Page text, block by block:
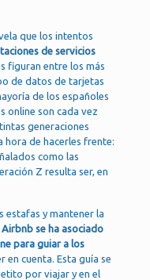
que los intentos
de servicios
figuran entre los más
de datos de tarjetas
de los españoles
online son cada vez
generaciones
hora de hacerles frente:
como las
Z resulta ser, en
estafas y mantener la
Airbnb se ha asociado
para guiar a los
en cuenta. Esta guía se
por viajar y en el